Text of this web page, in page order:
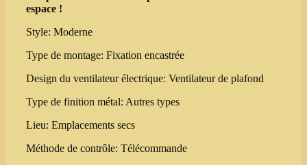
espace !
Style: Moderne
Type de montage: Fixation encastrée
Design du ventilateur électrique: Ventilateur de plafond
Type de finition métal: Autres types
Lieu: Emplacements secs
Méthode de contrôle: Télécommande